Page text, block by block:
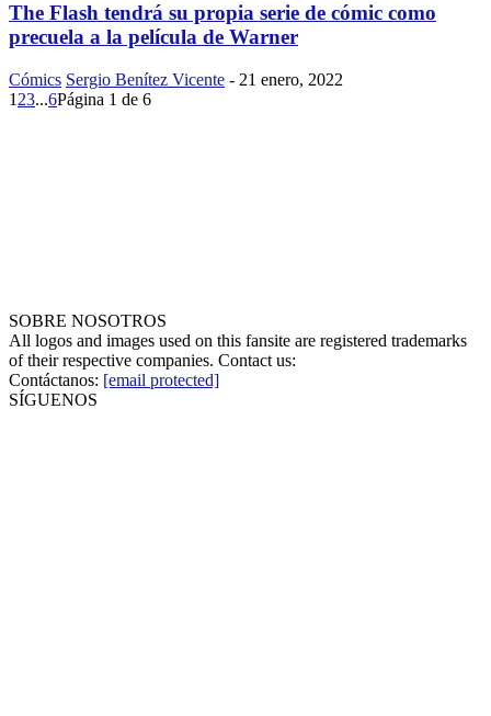
The Flash tendrá su propia serie de cómic como
precuela a la película de Warner
Cómics Sergio Benítez Vicente - 21 enero, 2022
1 23...6Página 1 de 6
SOBRE NOSOTROS
All logos and images used on this fansite are registered trademarks
of their respective companies. Contact us:
Contáctanos: [email protected]
SÍGUENOS